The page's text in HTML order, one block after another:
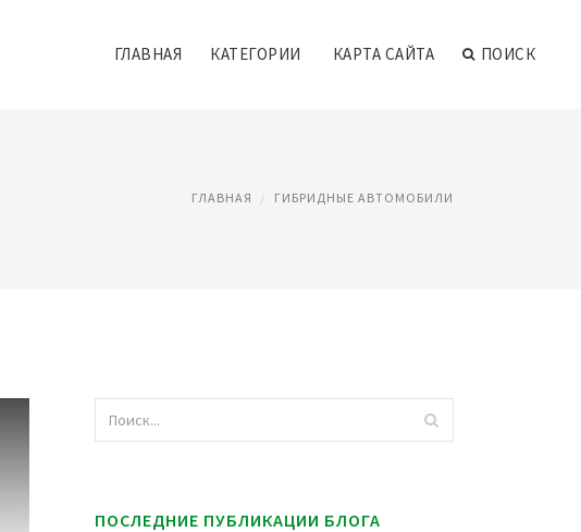
ГЛАВНАЯ КАТЕГОРИИ КАРТА САЙТА ПОИСК
ГЛАВНАЯ ГИБРИДНЫЕ АВТОМОБИЛИ
ПОСЛЕДНИЕ ПУБЛИКАЦИИ БЛОГА